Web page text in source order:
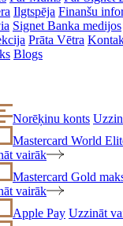
Ilgtspēja Finanšu
Signet Banka medijos
Prāta Vētra
Blogs
Norēķinu konts
Mastercard World
vairāk
Mastercard Gold
vairāk
Apple Pay Uzzināt